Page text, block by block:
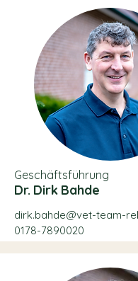
Geschäftsführung
Dr. Dirk Bahde
dirk.bahde@vet-team-
0178-7890020